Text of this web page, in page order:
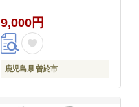
9,000円
鹿児島県 曽於市